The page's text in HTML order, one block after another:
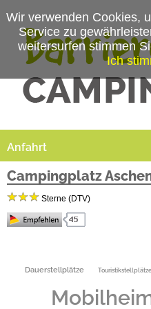
Campingplatzmenü
Anfahrt
Campingplatz
Sterne (DTV)
Durchgangscampingplatz von Süd nach
Dauerstellplätze Touristikstellplätze
Wir verwenden Cookies,
Service zu
weitersurfen stimmen
Ich